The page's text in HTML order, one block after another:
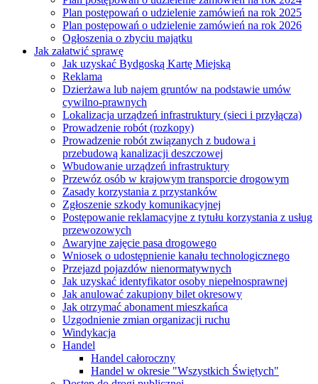
Plan postępowań o udzielenie zamówień na rok 2025
Plan postępowań o udzielenie zamówień na rok 2026
Ogłoszenia o zbyciu majątku
Jak załatwić sprawę
Jak uzyskać Bydgoską Kartę Miejską
Reklama
Dzierżawa lub najem gruntów na podstawie umów
cywilno-prawnych
Lokalizacja urządzeń infrastruktury (sieci i przyłącza)
Prowadzenie robót (rozkopy)
Prowadzenie robót związanych z budowa i
przebudową kanalizacji deszczowej
Wbudowanie urządzeń infrastruktury
Przewóz osób w krajowym transporcie drogowym
Zasady korzystania z przystanków
Zgłoszenie szkody komunikacyjnej
Postępowanie reklamacyjne z tytułu korzystania z usług
przewozowych
Awaryjne zajęcie pasa drogowego
Wniosek o udostępnienie kanału technologicznego
Przejazd pojazdów nienormatywnych
Jak uzyskać identyfikator osoby niepełnosprawnej
Jak anulować zakupiony bilet okresowy
Jak otrzymać abonament mieszkańca
Uzgodnienie zmian organizacji ruchu
Windykacja
Handel
Handel całoroczny
Handel w okresie "Wszystkich Świętych"